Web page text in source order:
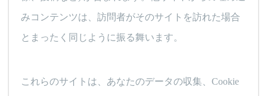
みコンテンツは、訪問者がそのサイトを訪れた場合
とまったく同じように振る舞います。
これらのサイトは、あなたのデータの収集、Cookie